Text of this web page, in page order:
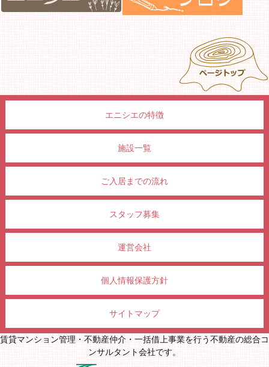
エニシエの特徴
施設一覧
ご入居までの流れ
スタッフ募集
運営会社
個人情報保護方針
サイトマップ
賃貸マンション管理・不動産仲介・一括借上事業を行う不動産の総合コ
ンサルタント会社です。